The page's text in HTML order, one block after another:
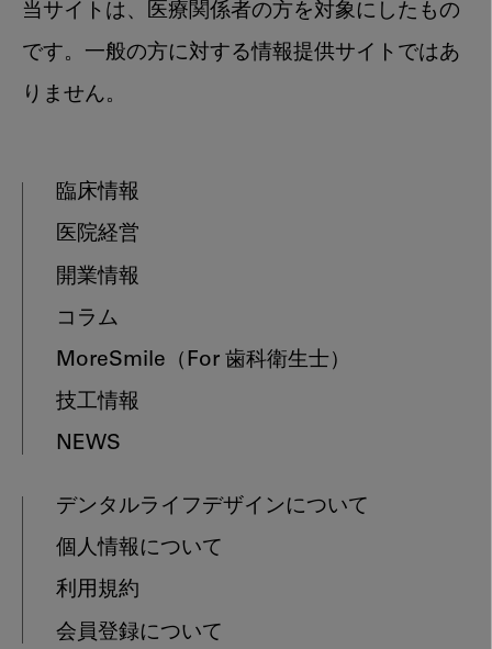
当サイトは、医療関係者の方を対象にしたもの
です。一般の方に対する情報提供サイトではあ
りません。
臨床情報
医院経営
開業情報
コラム
MoreSmile （For 歯科衛生士）
技工情報
NEWS
デンタルライフデザインについて
個人情報について
利用規約
会員登録について